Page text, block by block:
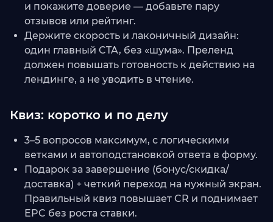
и покажите доверие — добавьте пару
отзывов или рейтинг.
Держите скорость и лаконичный дизайн:
один главный CTA, без «шума». Преленд
должен повышать готовность к действию на
лендинге, а не уводить в чтение.
Квиз: коротко и по делу
3–5 вопросов максимум, с логическими
ветками и автоподстановкой ответа в форму.
Подарок за завершение (бонус/скидка/
доставка) + четкий переход на нужный экран.
Правильный квиз повышает CR и поднимает
EPC без роста ставки.